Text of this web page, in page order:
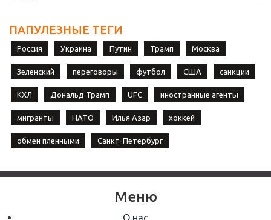
ПАПУЛЕЗНЫЕ ТЕГИ
Россия Украина Путин Трамп Москва
Зеленский переговоры футбол США санкции
КХЛ Дональд Трамп UFC иностранные агенты
мигранты НАТО Илья Азар хоккей
обмен пленными Санкт-Петербург
Меню
О нас